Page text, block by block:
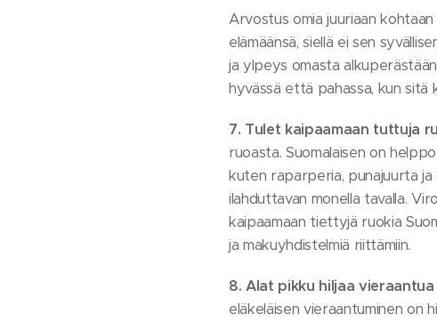
Arvostus omia juuriaan kohtaan
elämäänsä, siellä ei sen
ja ylpeys omasta
hyvässä että pahassa, kun sitä
7. Tulet kaipaamaan tuttuja
ruoasta. Suomalaisen on
kuten raparperia, punajuurta
ilahduttavan monella tavalla.
kaipaamaan tiettyjä ruokia
ja makuyhdistelmiä riittämiin.
8. Alat pikku hiljaa
eläkeläisen vieraantuminen on